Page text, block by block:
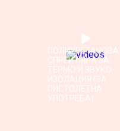
ПОЛИУРЕТАНОВА
СПРЕЙ ПЯНА ЗА
ТЕРМО И ЗВУКО
ИЗОЛАЦИЯ (ЗА
ПИСТОЛЕТНА
УПОТРЕБА)